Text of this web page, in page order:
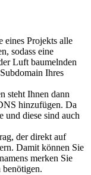
eines Projekts alle
sodass eine
Luft baumelnden
Ihres
steht Ihnen dann
hinzufügen. Da
und diese sind auch
der direkt auf
Damit können Sie
merken Sie